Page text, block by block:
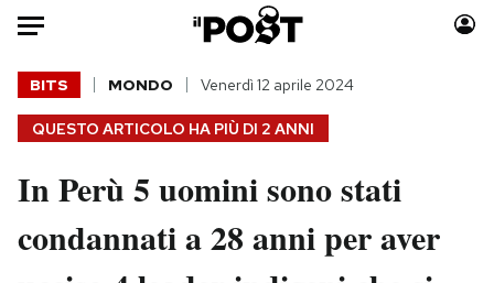
Auto
HOME
Italia
Politica
Moda
Consumismi
QUESTO ARTICOLO HA PIÙ DI 2 ANNI
BITS MONDO Venerdì 12 aprile 2024
In Perù 5 uomini sono stati
condannati a 28 anni per aver